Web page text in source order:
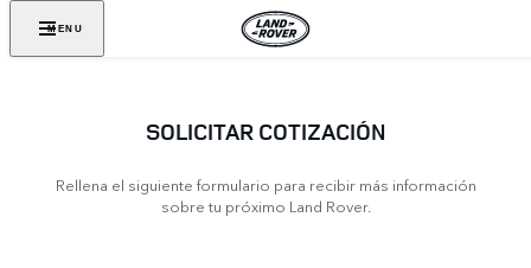
MENU
SOLICITAR COTIZACIÓN
Rellena el siguiente formulario para recibir más información
sobre tu próximo Land Rover.